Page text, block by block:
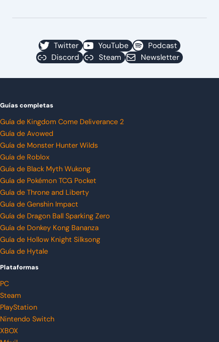
Twitter YouTube
Podcast
Discord
Steam Newsletter
Guías completas
Guía de Kingdom Come Deliverance 2
Guía de Avowed
Guía de Monster Hunter Wilds
Guía de Roblox
Guía de Black Myth Wukong
Guía de Pokémon TCG Pocket
Guía de Throne and Liberty
Guía de Genshin Impact
Guía de Dragon Ball Sparking Zero
Guía de Donkey Kong Bananza
Guía de Hollow Knight Silksong
Guía de Hytale
Plataformas
PC
Steam
PlayStation
Nintendo Switch
XBOX